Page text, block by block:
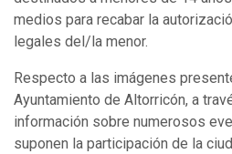
medios para recabar la
legales del/la menor.
Respecto a las imágenes
Ayuntamiento de Altorricón, a
información sobre numerosos
suponen la participación de la